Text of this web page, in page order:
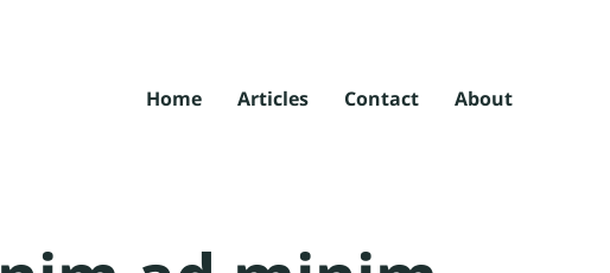
Home Articles Contact About